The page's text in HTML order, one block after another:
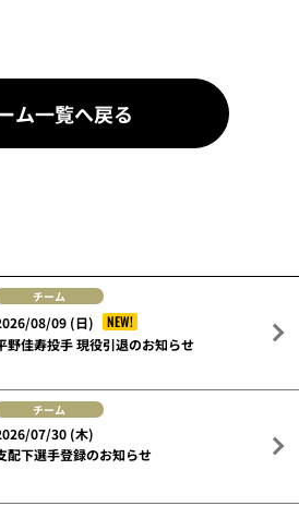
ム一覧へ戻る
チーム
08/09 (日)
NEW!
野佳寿投手 現役引退のお知らせ
チーム
07/30 (木)
配下選手登録のお知らせ